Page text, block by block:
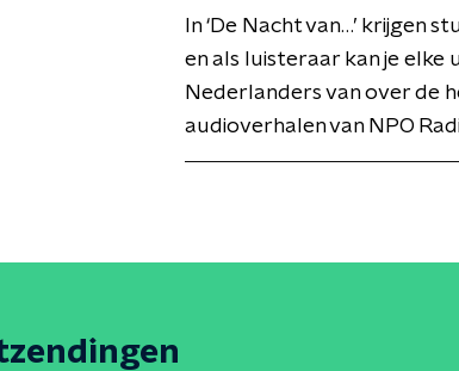
In ‘De Nacht van…’ krijgen
en als luisteraar kan je elke
Nederlanders van over de
audioverhalen van NPO